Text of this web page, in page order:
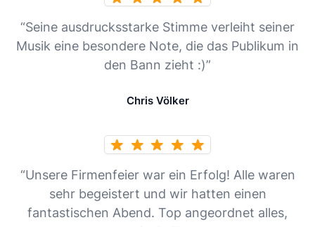
“Seine ausdrucksstarke Stimme verleiht seiner
Musik eine besondere Note, die das Publikum in
den Bann zieht :)”
Chris Völker
“Unsere Firmenfeier war ein Erfolg! Alle waren
sehr begeistert und wir hatten einen
fantastischen Abend. Top angeordnet alles,